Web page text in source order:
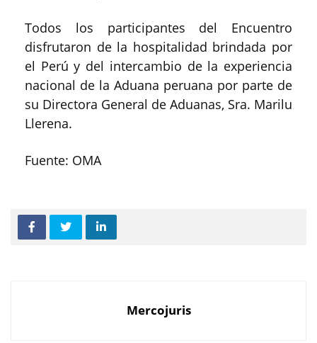
Todos los participantes del Encuentro
disfrutaron de la hospitalidad brindada por
el Perú y del intercambio de la experiencia
nacional de la Aduana peruana por parte de
su Directora General de Aduanas, Sra. Marilu
Llerena.
Fuente: OMA
Mercojuris